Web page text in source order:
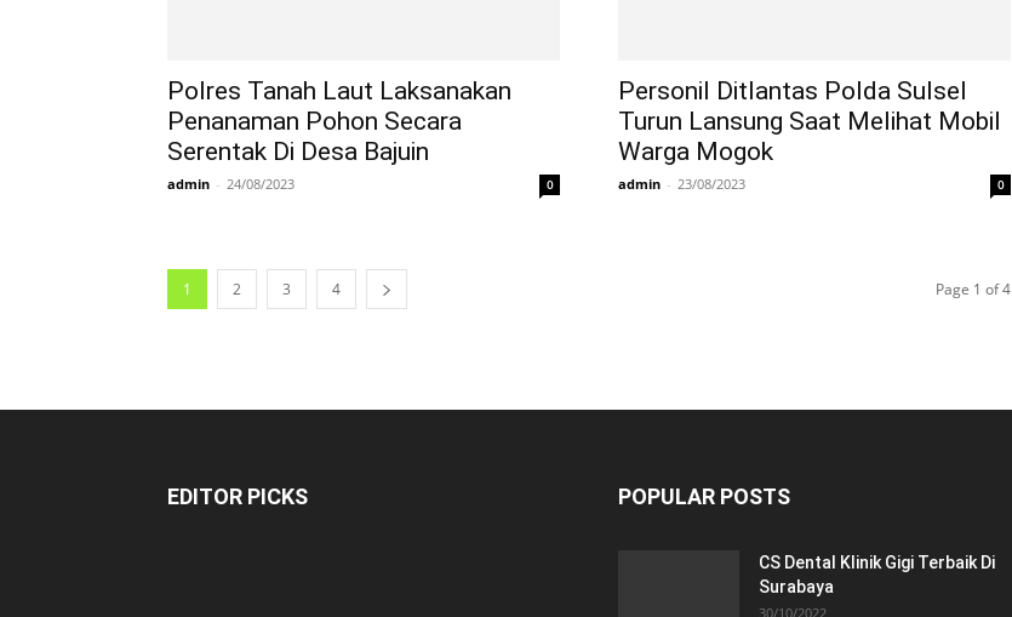
Polres Tanah Laut Laksanakan
Penanaman Pohon Secara
Serentak Di Desa Bajuin
admin - 24/08/2023 0
Personil Ditlantas Polda Sulsel
Turun Lansung Saat Melihat Mobil
Warga Mogok
admin - 23/08/2023 0
1 2 3 4 Page 1 of 4
EDITOR PICKS POPULAR POSTS
CS Dental Klinik Gigi Terbaik Di
Surabaya
30/10/2022